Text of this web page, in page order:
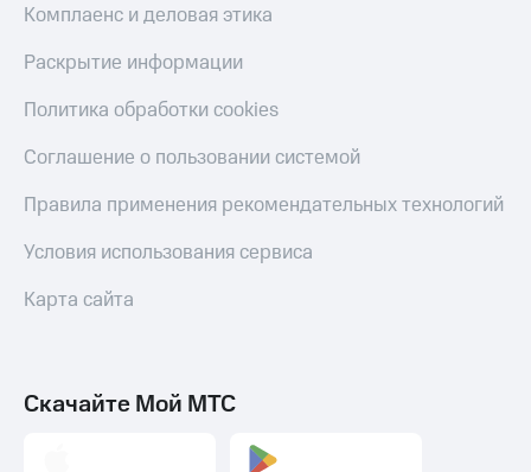
Комплаенс и деловая этика
Раскрытие информации
Политика обработки cookies
Соглашение о пользовании системой
Правила применения рекомендательных технологий
Условия использования сервиса
Карта сайта
Скачайте Мой МТС